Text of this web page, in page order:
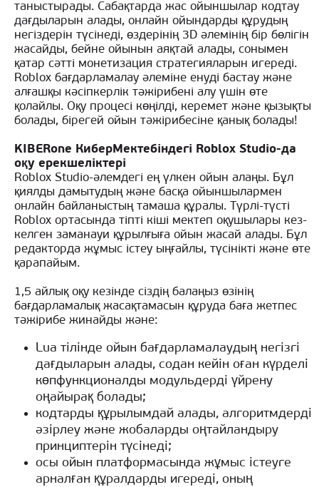
таныстырады. Сабақтарда жас ойыншылар кодтау
дағдыларын алады, онлайн ойындарды құрудың
негіздерін түсінеді, өздерінің 3D әлемінің бір бөлігін
жасайды, бейне ойынын аяқтай алады, сонымен
қатар сәтті монетизация стратегияларын игереді.
Roblox бағдарламалау әлеміне енуді бастау және
алғашқы кәсіпкерлік тәжірибені алу үшін өте
қолайлы. Оқу процесі көңілді, керемет және қызықты
болады, бірегей ойын тәжірибесіне қанық болады!
KIBERone КиберМектебіндегі Roblox Studio-да
оқу ерекшеліктері
Roblox Studio-әлемдегі ең үлкен ойын алаңы. Бұл
қиялды дамытудың және басқа ойыншылармен
онлайн байланыстың тамаша құралы. Түрлі-түсті
Roblox ортасында тіпті кіші мектеп оқушылары кез-
келген заманауи құрылғыға ойын жасай алады. Бұл
редакторда жұмыс істеу ыңғайлы, түсінікті және өте
қарапайым.
1,5 айлық оқу кезінде сіздің балаңыз өзінің
бағдарламалық жасақтамасын құруда баға жетпес
тәжірибе жинайды және:
Lua тілінде ойын бағдарламалаудың негізгі
дағдыларын алады, содан кейін оған күрделі
көпфункционалды модульдерді үйрену
оңайырақ болады;
кодтарды құрылымдай алады, алгоритмдерді
әзірлеу және жобаларды оңтайландыру
принциптерін түсінеді;
осы ойын платформасында жұмыс істеуге
арналған құралдарды игереді, оның